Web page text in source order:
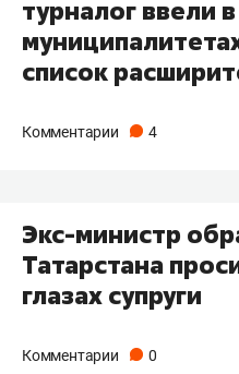
турналог ввели
список
Комментарии 4
Экс-министр
Татарстана
глазах супруги
Комментарии 0